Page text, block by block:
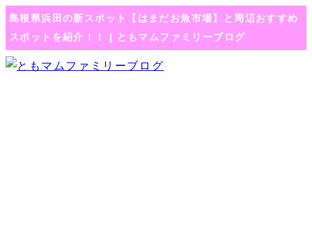
島根県浜田の新スポット【はまだお魚市場】と周辺おすすめ
スポットを紹介！！ | ともマムファミリーブログ